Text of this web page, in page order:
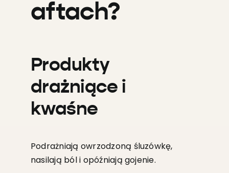
aftach?
Produkty
drażniące i
kwaśne
Podrażniają owrzodzoną śluzówkę,
nasilają ból i opóźniają gojenie.